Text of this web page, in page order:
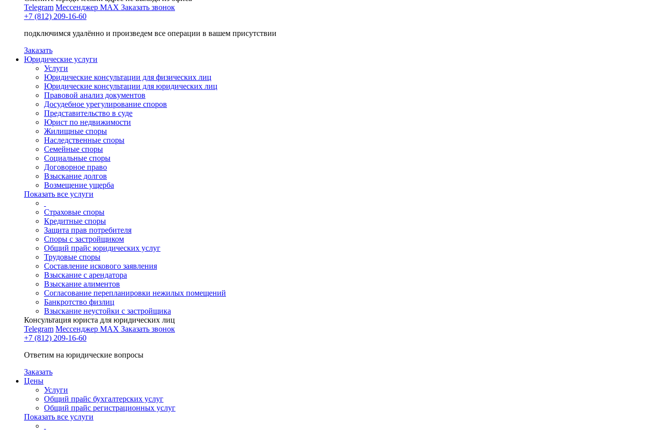
Telegram Мессенджер MAX Заказать звонок
+7 (812) 209-16-60
подключимся удалённо и произведем все операции в вашем присутствии
Заказать
Юридические услуги
Услуги
Юридические консультации для физических лиц
Юридические консультации для юридических лиц
Правовой анализ документов
Досудебное урегулирование споров
Представительство в суде
Юрист по недвижимости
Жилищные споры
Наследственные споры
Семейные споры
Социальные споры
Договорное право
Взыскание долгов
Возмещение ущерба
Показать все услуги
Страховые споры
Кредитные споры
Защита прав потребителя
Споры с застройщиком
Общий прайс юридических услуг
Трудовые споры
Составление искового заявления
Взыскание с арендатора
Взыскание алиментов
Cогласование перепланировки нежилых помещений
Банкротство физлиц
Взыскание неустойки с застройщика
Консультация юриста для юридических лиц
Telegram Мессенджер MAX Заказать звонок
+7 (812) 209-16-60
Ответим на юридические вопросы
Заказать
Цены
Услуги
Общий прайс бухгалтерских услуг
Общий прайс регистрационных услуг
Показать все услуги